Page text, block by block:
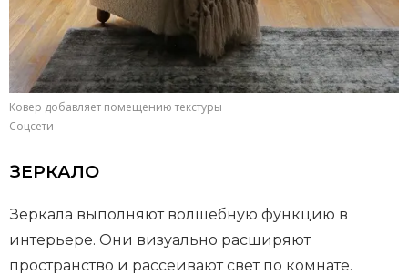
Ковер добавляет помещению текстуры
Соцсети
ЗЕРКАЛО
Зеркала выполняют волшебную функцию в
интерьере. Они визуально расширяют
пространство и рассеивают свет по комнате.